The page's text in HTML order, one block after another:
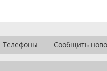
Телефоны Сообщить